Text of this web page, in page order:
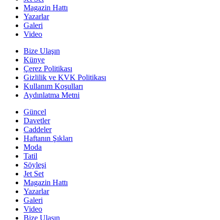
Magazin Hattı
Yazarlar
Galeri
Video
Bize Ulaşın
Künye
Çerez Politikası
Gizlilik ve KVK Politikası
Kullanım Koşulları
Aydınlatma Metni
Güncel
Davetler
Caddeler
Haftanın Şıkları
Moda
Tatil
Söyleşi
Jet Set
Magazin Hattı
Yazarlar
Galeri
Video
Bize Ulaşın